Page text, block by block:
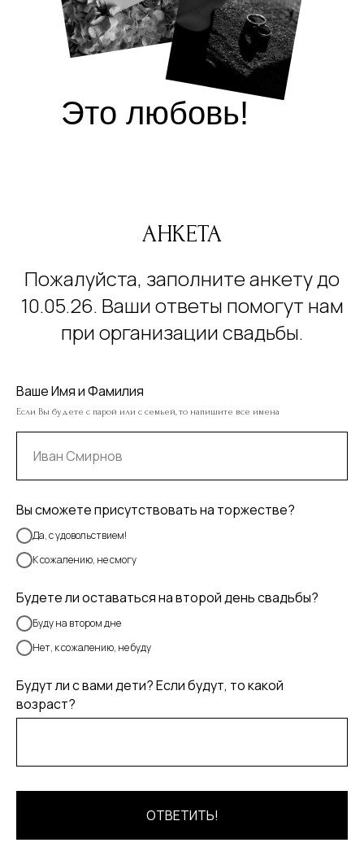
Это любовь!
АНКЕТА
Пожалуйста, заполните анкету до
10.05.26. Ваши ответы помогут нам
при организации свадьбы.
Ваше Имя и Фамилия
Если Вы будете с парой или с семьей, то напишите все имена
Вы сможете присутствовать на торжестве?
Да, с удовольствием!
К сожалению, не смогу
Будете ли оставаться на второй день свадьбы?
Буду на втором дне
Нет, к сожалению, не буду
Будут ли с вами дети? Если будут, то какой
возраст?
ОТВЕТИТЬ!